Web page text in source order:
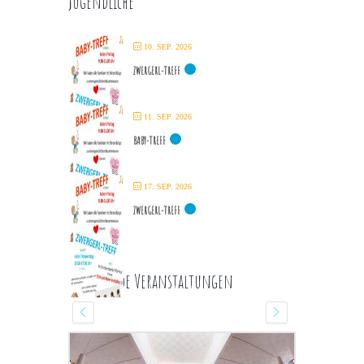
10. SEP. 2026
ZWERGERL-TREFF
11. SEP. 2026
BABY-TREFF
17. SEP. 2026
ZWERGERL-TREFF
Kommende Veranstaltungen